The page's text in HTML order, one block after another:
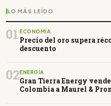
LO MÁS LEÍDO
01 ECONOMÍA
Precio del oro supera
descuento
02ENERGÍA
Gran Tierra Energy
Colombia a Maurel &